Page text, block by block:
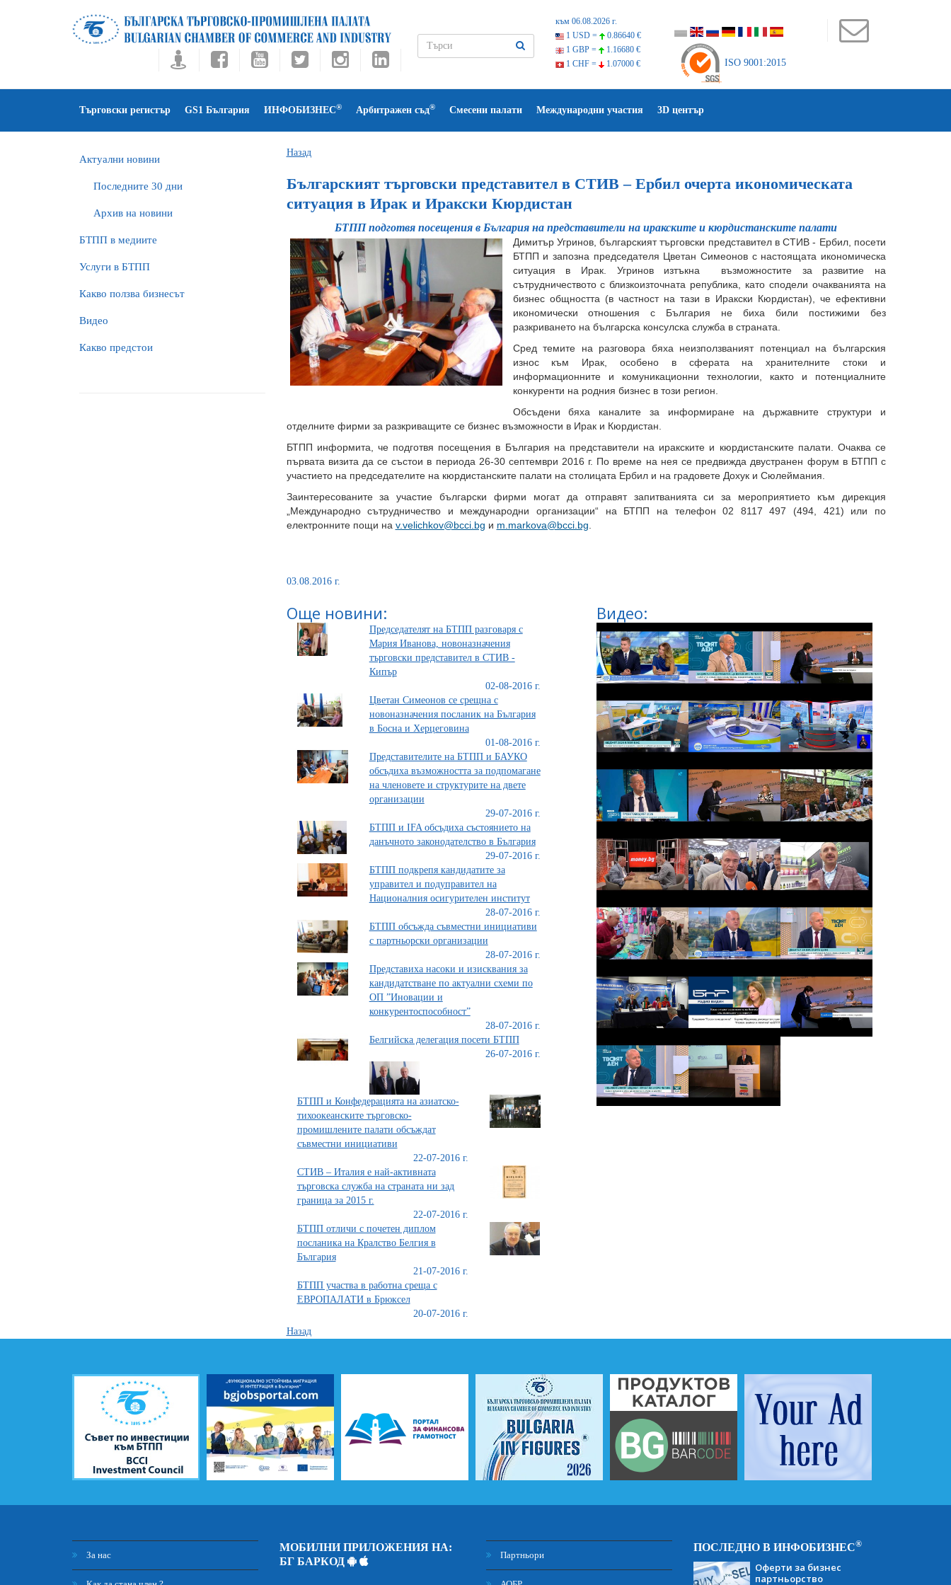
към 06.08.2026 г.
1 USD =
0.86640 €
1 GBP =
1.16680 €
1 CHF =
1.07000 € ISO 9001:2015
Търговски регистър GS1 България ИНФОБИЗНЕС® Арбитражен съд® Смесени палати Международни участия 3D център
Актуални новини
Последните 30 дни
Архив на новини
БTПП в медиите
Услуги в БТПП
Какво ползва бизнесът
Видео
Какво предстои
Назад
Българският търговски представител в СТИВ – Ербил очерта икономическата
ситуация в Ирак и Иракски Кюрдистан
БТПП подготвя посещения в България на представители на иракските и кюрдистанските палати
Димитър Угринов, българският търговски представител в СТИВ - Ербил, посети
БТПП и запозна председателя Цветан Симеонов с настоящата икономическа
ситуация в Ирак. Угринов изтъкна възможностите за развитие на
сътрудничеството с близкоизточната република, като сподели очакванията на
бизнес общността (в частност на тази в Иракски Кюрдистан), че ефективни
икономически отношения с България не биха били постижими без
разкриването на българска консулска служба в страната.
Сред темите на разговора бяха неизползваният потенциал на българския
износ към Ирак, особено в сферата на хранителните стоки и
информационните и комуникационни технологии, както и потенциалните
конкуренти на родния бизнес в този регион.
Обсъдени бяха каналите за информиране на държавните структури и
отделните фирми за разкриващите се бизнес възможности в Ирак и Кюрдистан.
БТПП информита, че подготвя посещения в България на представители на иракските и кюрдистанските палати. Очаква се
първата визита да се състои в периода 26-30 септември 2016 г. По време на нея се предвижда двустранен форум в БТПП с
участието на председателите на кюрдистанските палати на столицата Ербил и на градовете Дохук и Сюлеймания.
Заинтересованите за участие български фирми могат да отправят запитванията си за мероприятието към дирекция
„Международно сътрудничество и международни организации“ на БТПП на телефон 02 8117 497 (494, 421) или по
електронните пощи на v.velichkov@bcci.bg и m.markova@bcci.bg
03.08.2016 г.
Още новини:
Председателят на БТПП разговаря с
Мария Иванова, новоназначения
търговски представител в СТИВ -
Кипър
02-08-2016 г.
Цветан Симеонов се срещна с
новоназначения посланик на България
в Босна и Херцеговина
01-08-2016 г.
Представителите на БТПП и БАУКО
обсъдиха възможността за подпомагане
на членовете и структурите на двете
организации
29-07-2016 г.
БТПП и IFA обсъдиха състоянието на
данъчното законодателство в България
29-07-2016 г.
БТПП подкрепя кандидатите за
управител и подуправител на
Националния осигурителен институт
28-07-2016 г.
БТПП обсъжда съвместни инициативи
с партньорски организации
28-07-2016 г.
Представиха насоки и изисквания за
кандидатстване по актуални схеми по
ОП ”Иновации и
конкурентоспособност”
28-07-2016 г.
Белгийска делегация посети БТПП
26-07-2016 г.
БТПП и Конфедерацията на азиатско-
тихоокеанските търговско-
промишлените палати обсъждат
съвместни инициативи
22-07-2016 г.
СТИВ – Италия е най-активната
търговска служба на страната ни зад
граница за 2015 г.
22-07-2016 г.
БТПП отличи с почетен диплом
посланика на Кралство Белгия в
България
21-07-2016 г.
БТПП участва в работна среща с
ЕВРОПАЛАТИ в Брюксел
20-07-2016 г.
Видео:
Назад
За нас
МОБИЛНИ ПРИЛОЖЕНИЯ НА:
БГ БАРКОД
Партньори
ПОСЛЕДНО В ИНФОБИЗНЕС®
Оферти за бизнес
партньорство